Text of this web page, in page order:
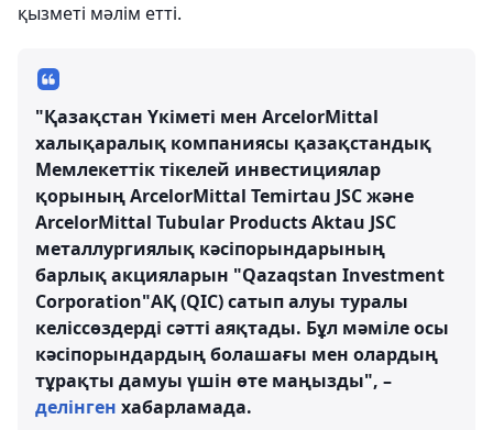
қызметі мәлім етті.
"Қазақстан Үкіметі мен ArcelorMittal
халықаралық компаниясы қазақстандық
Мемлекеттік тікелей инвестициялар
қорының ArcelorMittal Temirtau JSC және
ArcelorMittal Tubular Products Aktau JSC
металлургиялық кәсіпорындарының
барлық акцияларын "Qazaqstan Investment
Corporation"АҚ (QIC) сатып алуы туралы
келіссөздерді сәтті аяқтады. Бұл мәміле осы
кәсіпорындардың болашағы мен олардың
тұрақты дамуы үшін өте маңызды", –
делінген хабарламада.